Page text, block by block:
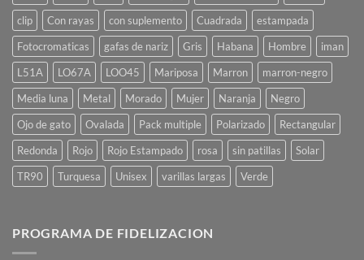
clip
Con rayas con suplemento Cuadrada
estampada
Fotocromaticas
gafas de nariz Gris Habana Hombre
iman
L51A
LO67A LOO45 Mariposa Marron
marron-negro
Media luna
Metal Morado Mujer Naranja
Negro
Ojo de gato
Ovalada Pack multiple Polarizado
Rectangular
Redonda
Rojo Rojo Estampado rosa sin patillas
Solar
TR90
Turquesa Unisex varillas largas Verde
PROGRAMA DE FIDELIZACION